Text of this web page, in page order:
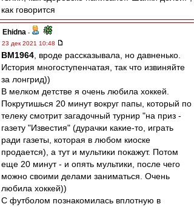
как говорится
Ehidna -
23 дек 2021 10:48
BM1964 , вроде рассказывала, но давненько.
История многоступенчатая, так что извиняйте
за лонгрид))
В мелком детстве я очень любила хоккей.
Покрутишься 20 минут вокруг папы, который по
телеку смотрит загадочный турнир "на приз -
газету "Известия" (дурачки какие-то, играть
ради газеты, которая в любом киоске
продается), а тут и мультики покажут. Потом
еще 20 минут - и опять мультики, после чего
можно своими делами заниматься. Очень
любила хоккей))
С футболом познакомилась вплотную в